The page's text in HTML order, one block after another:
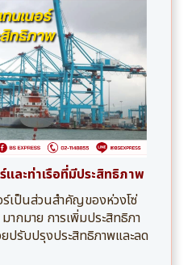
ละท่าเรือที่มีประสิทธิภาพ
เป็นส่วนสำคัญของห่วงโซ่
ากมาย การเพิ่มประสิทธิภา
ปรับปรุงประสิทธิภาพและลด